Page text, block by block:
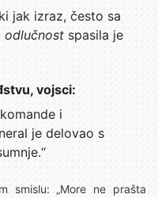
jak izraz, često sa
odlučnostspasila je
vojsci:
i
je delovao s
smislu: „More ne prašta